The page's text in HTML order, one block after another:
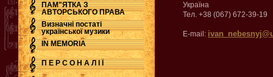
ПАМ"ЯТКА З
АВТОРСЬКОГО ПРАВА
Визначні постаті
української музики
IN MEMORIA
П Е Р С О Н А Л І Ї
Україна
Тел. +38 (067) 672-39-19
E-mail: